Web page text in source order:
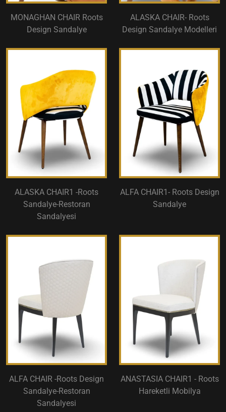
MONAGHAN CHAIR Roots
Design Sandalye
ALASKA CHAIR- Roots
Design Sandalye Modelleri
ALASKA CHAIR1 -Roots
Sandalye-Restoran
Sandalyesi
ALFA CHAIR1- Roots Design
Sandalye
ALFA CHAIR -Roots Design
Sandalye-Restoran
Sandalyesi
ANASTASIA CHAIR1 - Roots
Hareketli Mobilya